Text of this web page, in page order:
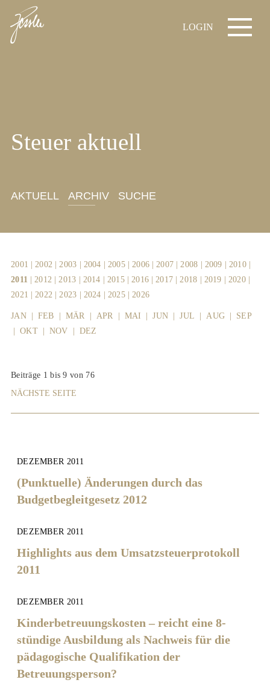
LOGIN
Steuer aktuell
AKTUELL ARCHIV SUCHE
2001 |2002 |2003 2004 2005| 2006 |2007 |2008 2009 2010|
2011 |2012 |2013 2014 2015| 2016 |2017 |2018 2019 2020|
2021 |2022 |2023 2024 2025| 2026
JAN| FEB MÄR APR MAI |JUN |JUL |AUG
SEP
OKT| NOV DEZ
Beiträge 1 bis 9 von 76
NÄCHSTE SEITE
DEZEMBER 2011
(Punktuelle) Änderungen durch das
Budgetbegleitgesetz 2012
DEZEMBER 2011
Highlights aus dem Umsatzsteuerprotokoll
2011
DEZEMBER 2011
Kinderbetreuungskosten – reicht eine 8-
stündige Ausbildung als Nachweis für die
pädagogische Qualifikation der
Betreuungsperson?